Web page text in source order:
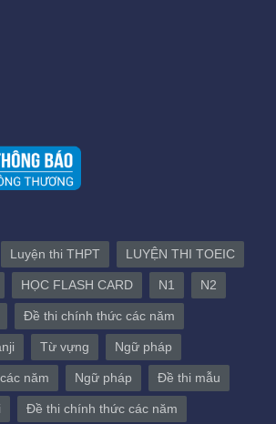
Luyện thi THPT LUYỆN THI TOEIC
HỌC FLASH CARD N1 N2
Đề thi chính thức các năm
Từ vựng Ngữ pháp
năm Ngữ pháp Đề thi mẫu
Đề thi chính thức các năm